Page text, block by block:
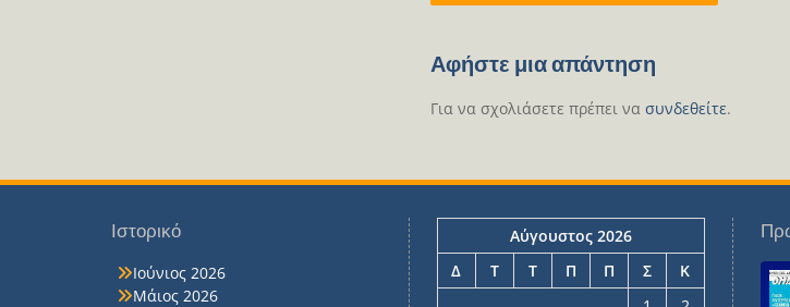
Αφήστε μια απάντηση
Για να σχολιάσετε πρέπει να συνδεθείτε.
Ιστορικό
Ιούνιος 2026
Μάιος 2026
Αύγουστος 2026
Δ
Τ Τ Π Π Σ
Κ